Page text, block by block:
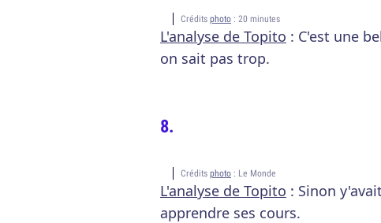
Crédits photo : 20 minutes
L'analyse de Topito : C'est une
on sait pas trop.
Crédits photo : Le Monde
L'analyse de Topito : Sinon
apprendre ses cours.